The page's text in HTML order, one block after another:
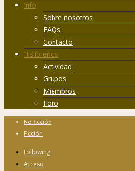
Info
Sobre nosotros
FAQs
Contacto
Hislibreños
Actividad
Grupos
Miembros
Foro
No ficción
Ficción
Following
Acceso